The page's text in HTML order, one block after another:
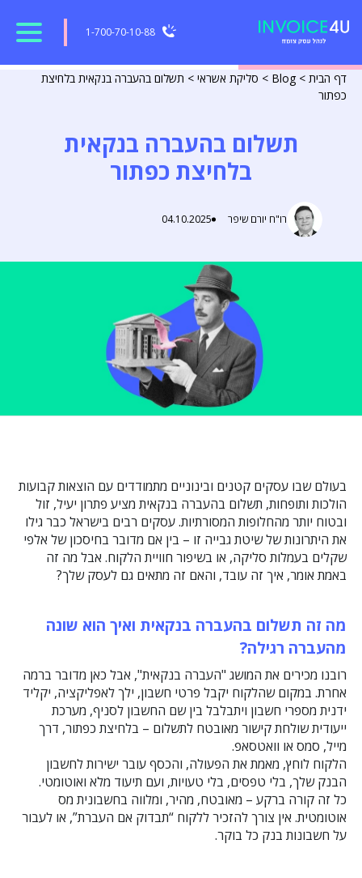
1-700-70-10-88
דף הבית >
Blog
> סליקת אשראי > תשלום בהעברה בנקאית בלחיצת
כפתור
תשלום בהעברה בנקאית
בלחיצת כפתור
רו"ח יורם שיפר 04.10.2025
בעולם שבו עסקים קטנים ובינוניים מתמודדים עם הוצאות קבועות
הולכות ותופחות, תשלום בהעברה בנקאית מציע פתרון יעיל, זול
ובטוח יותר מהחלופות המסורתיות. עסקים רבים בישראל כבר גילו
את היתרונות של שיטת גבייה זו – בין אם מדובר בחיסכון של אלפי
שקלים בעמלות סליקה, או בשיפור חוויית הלקוח. אבל מה זה
באמת אומר, איך זה עובד, והאם זה מתאים גם לעסק שלך?
מה זה תשלום בהעברה בנקאית ואיך הוא שונה
מהעברה רגילה?
רובנו מכירים את המושג "העברה בנקאית", אבל כאן מדובר ברמה
אחרת. במקום שהלקוח יקבל פרטי חשבון, ילך לאפליקציה, יקליד
ידנית מספרי חשבון ויתבלבל בין שם החשבון לסניף, מערכת
ייעודית שולחת קישור מאובטח לתשלום – בלחיצת כפתור, דרך
מייל, סמס או וואטסאפ.
הלקוח לוחץ, מאמת את הפעולה, והכסף עובר ישירות לחשבון
הבנק שלך, בלי טפסים, בלי טעויות, ועם תיעוד מלא ואוטומטי.
כל זה קורה ברקע – מאובטח, מהיר, ומלווה בחשבונית מס
אוטומטית. אין צורך להזכיר ללקוח “תבדוק אם העברת”, או לעבור
על חשבונות בנק כל בוקר.